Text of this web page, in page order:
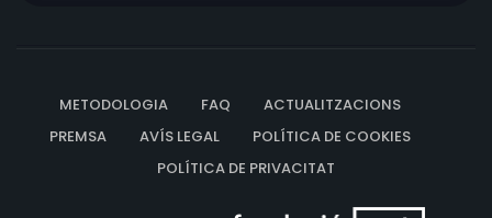
METODOLOGIA FAQ
ACTUALITZACIONS
PREMSA
AVÍS LEGAL
POLÍTICA DE COOKIES
POLÍTICA DE PRIVACITAT